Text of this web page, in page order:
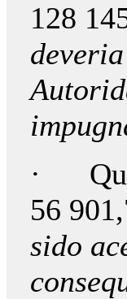
128
· Que
56
sido